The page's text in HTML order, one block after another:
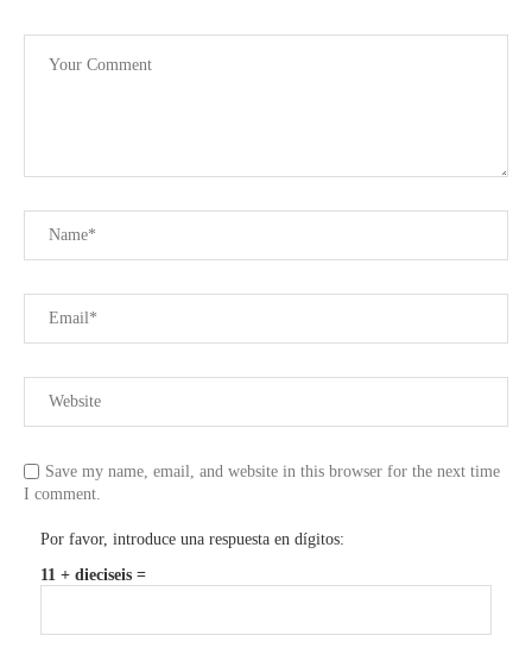
Save my name, email, and website in this browser for the next time
I comment.
Por favor, introduce una respuesta en dígitos:
11 + dieciseis =